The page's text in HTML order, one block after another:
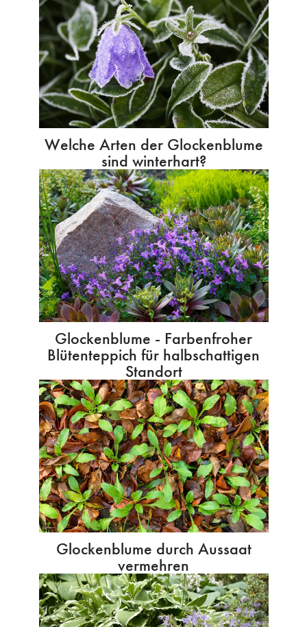
Welche Arten der Glockenblume
sind winterhart?
Glockenblume - Farbenfroher
Blütenteppich für halbschattigen
Standort
Glockenblume durch Aussaat
vermehren